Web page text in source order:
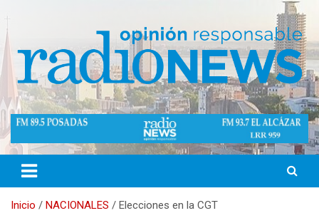
contenido
Radio News Misiones 89.5 Mhz
Opinión Responsable
Inicio NACIONALES Elecciones en la CGT